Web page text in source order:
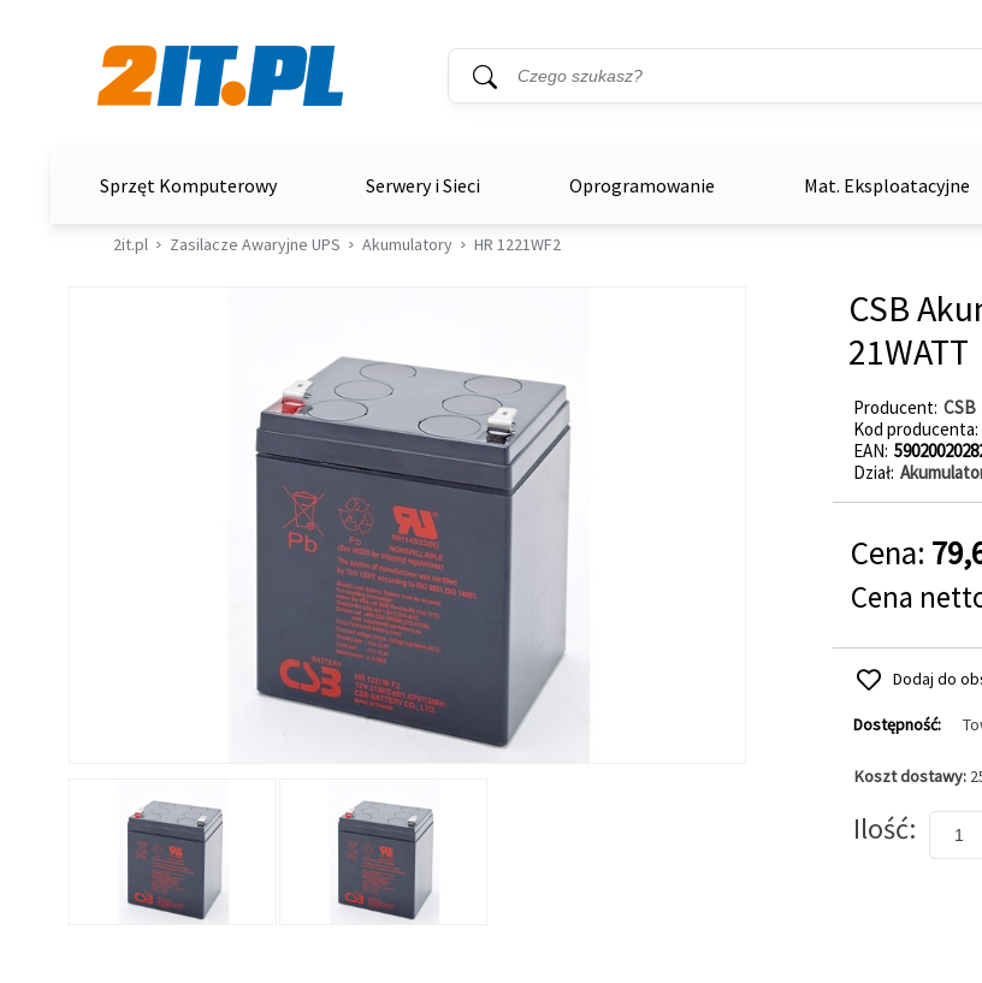
Wyszukiwarka
Słowo kluczowe
Sprzęt Komputerowy Serwery i Sieci Oprogramowanie Mat. Eksploatacyjne
2it.pl Zasilacze Awaryjne UPS Akumulatory HR 1221WF2
CSB
21WATT
Producent CSB
Kod producenta
EAN
Dział
Cena:
Cena
Dodaj do
Dostępność:
Koszt dostawy:
Ilość